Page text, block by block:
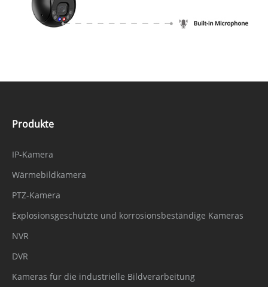
Produkte
IP-Kamera
Wärmebildkamera
PTZ-Kamera
Explosionsgeschützte und korrosionsbeständige Kameras
NVR
DVR
Kameras für die industrielle Bildverarbeitung